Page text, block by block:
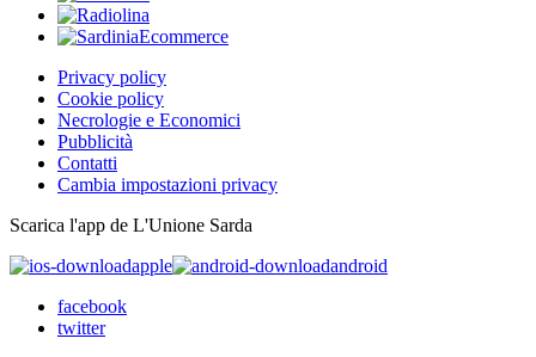
Privacy policy
Cookie policy
Necrologie e Economici
Pubblicità
Contatti
Cambia impostazioni privacy
Scarica l'app de L'Unione Sarda
apple
android
facebook
twitter